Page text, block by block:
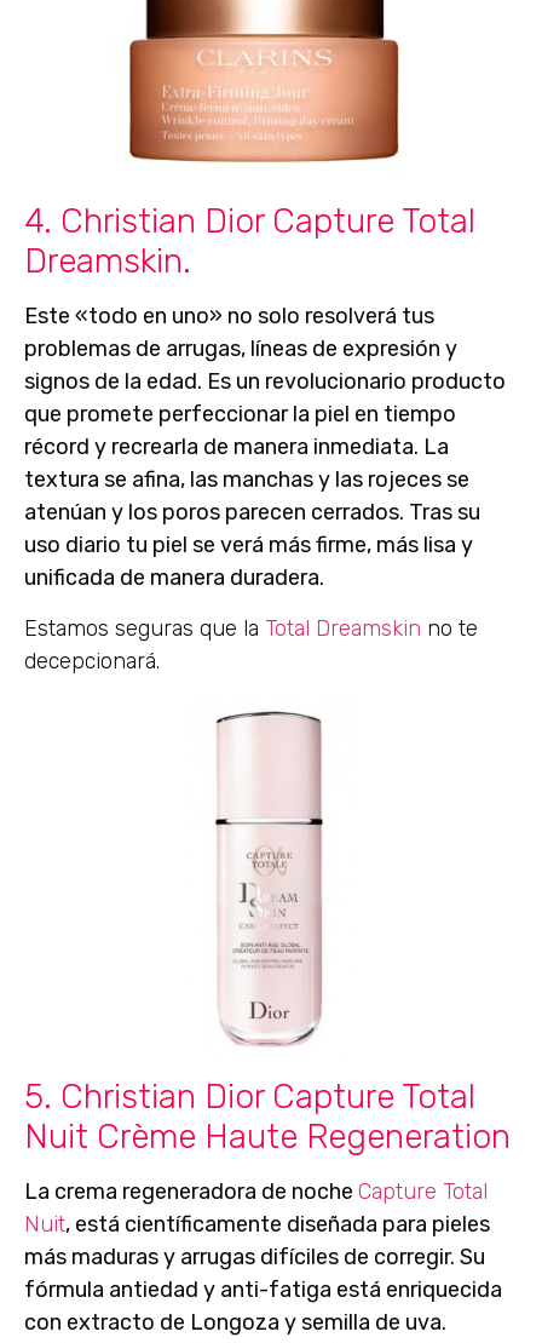
4. Christian Dior Capture Total
Dreamskin.
Este «todo en uno» no solo resolverá tus
problemas de arrugas, líneas de expresión y
signos de la edad. Es un revolucionario producto
que promete perfeccionar la piel en tiempo
récord y recrearla de manera inmediata. La
textura se afina, las manchas y las rojeces se
atenúan y los poros parecen cerrados. Tras su
uso diario tu piel se verá más firme, más lisa y
unificada de manera duradera.
Estamos seguras que la Total Dreamskin no te
decepcionará.
5. Christian Dior Capture Total
Nuit Crème Haute Regeneration
La crema regeneradora de noche Capture Total
Nuit, está científicamente diseñada para pieles
más madurasy arrugas difíciles de corregir. Su
fórmula antiedad y anti-fatiga está enriquecida
con extracto de Longoza y semilla de uva.